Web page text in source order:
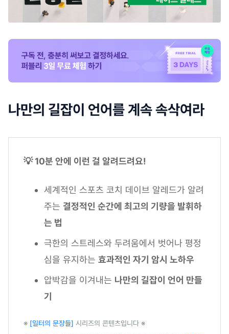
나만의 길잡이 언어를 계속 속삭여라
💡 10분 안에 이런 걸 알려드려요!
세계적인 스포츠 코치 데이브 알레드가 알려
주는 결정적인 순간에 최고의 기량을 발휘하
는 법
극한의 스트레스와 두려움에서 벗어나 평정
심을 유지하는 효과적인 자기 암시 노하우
압박감을 이겨내는 나만의 길잡이 언어 만들
기
※ [일터의 문장들] 시리즈의 콘텐츠입니다 ※